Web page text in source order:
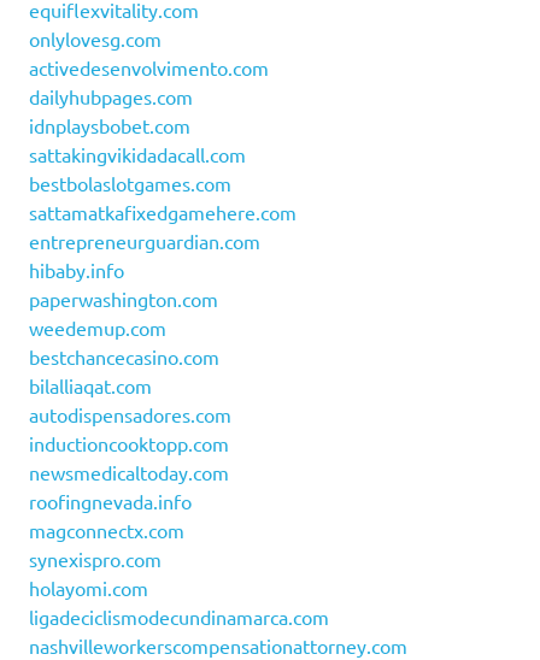
equiflexvitality.com
onlylovesg.com
activedesenvolvimento.com
dailyhubpages.com
idnplaysbobet.com
sattakingvikidadacall.com
bestbolaslotgames.com
sattamatkafixedgamehere.com
entrepreneurguardian.com
hibaby.info
paperwashington.com
weedemup.com
bestchancecasino.com
bilalliaqat.com
autodispensadores.com
inductioncooktopp.com
newsmedicaltoday.com
roofingnevada.info
magconnectx.com
synexispro.com
holayomi.com
ligadeciclismodecundinamarca.com
nashvilleworkerscompensationattorney.com